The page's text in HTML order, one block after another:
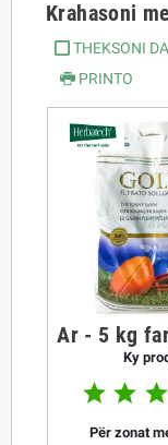
Krahasoni
THEKSONI
PRINTO
Ar - 5 kg
Ky
  
Për zonat